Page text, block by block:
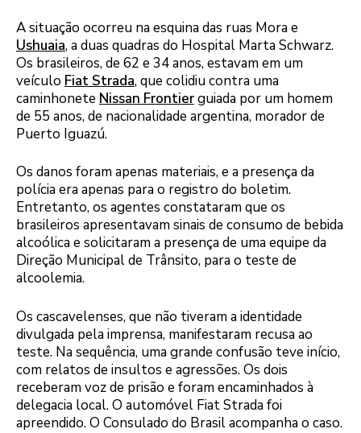
A situação ocorreu na esquina das ruas Mora e
Ushuaia, a duas quadras do Hospital Marta Schwarz.
Os brasileiros, de 62 e 34 anos, estavam em um
veículo Fiat Strada, que colidiu contra uma
caminhonete Nissan Frontierguiada por um homem
de 55 anos, de nacionalidade argentina, morador de
Puerto Iguazú.
Os danos foram apenas materiais, e a presença da
polícia era apenas para o registro do boletim.
Entretanto, os agentes constataram que os
brasileiros apresentavam sinais de consumo de bebida
alcoólica e solicitaram a presença de uma equipe da
Direção Municipal de Trânsito, para o teste de
alcoolemia.
Os cascavelenses, que não tiveram a identidade
divulgada pela imprensa, manifestaram recusa ao
teste. Na sequência, uma grande confusão teve início,
com relatos de insultos e agressões. Os dois
receberam voz de prisão e foram encaminhados à
delegacia local. O automóvel Fiat Strada foi
apreendido. O Consulado do Brasil acompanha o caso.